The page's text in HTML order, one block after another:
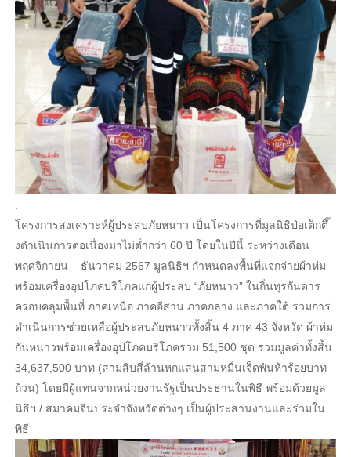
โครงการสงเคราะห์ผู้ประสบภัยหนาว เป็นโครงการที่มูลนิธิป่อเต็กตึ๊
งดำเนินการต่อเนื่องมาไม่ต่ำกว่า 60 ปี โดยในปีนี้ ระหว่างเดือน
พฤศจิกายน – ธันวาคม 2567 มูลนิธิฯ กำหนดลงพื้นที่แจกจ่ายผ้าห่ม
พร้อมเครื่องอุปโภคบริโภคแก่ผู้ประสบ “ภัยหนาว” ในถิ่นทุรกันดาร
ครอบคลุมพื้นที่ ภาคเหนือ ภาคอีสาน ภาคกลาง และภาคใต้ รวมการ
ดำเนินการช่วยเหลือผู้ประสบภัยหนาวทั้งสิ้น 4 ภาค 43 จังหวัด ผ้าห่ม
กันหนาวพร้อมเครื่องอุปโภคบริโภครวม 51,500 ชุด รวมมูลค่าทั้งสิ้น
34,637,500 บาท (สามสิบสี่ล้านหกแสนสามหมื่นเจ็ดพันห้าร้อยบาท
ถ้วน) โดยมีผู้แทนจากหน่วยงานรัฐเป็นประธานในพิธี พร้อมด้วยมูล
นิธิฯ / สมาคมจีนประจำจังหวัดต่างๆ เป็นผู้ประสานงานและร่วมใน
พิธี